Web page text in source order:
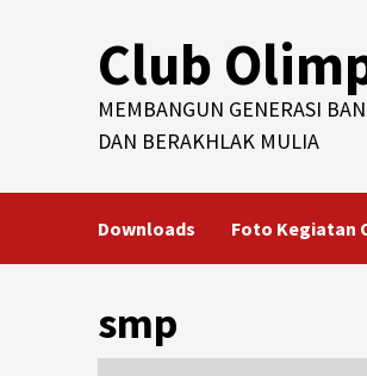
Club
MEMBANGUN GENERASI
DAN BERAKHLAK MULIA
Downloads Foto Kegiatan
smp